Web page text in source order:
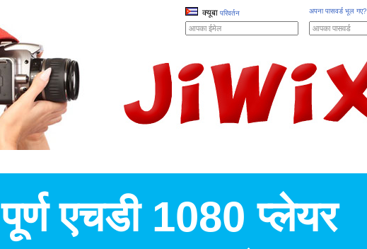
क्यूबा परिवर्तन अपना पासवर्ड भूल गए?
पूर्ण एचडी 1080 प्लेयर